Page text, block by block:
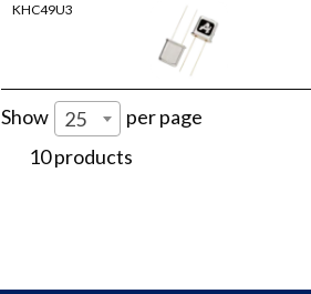
KHC49U3
Show 25
per page
10 products